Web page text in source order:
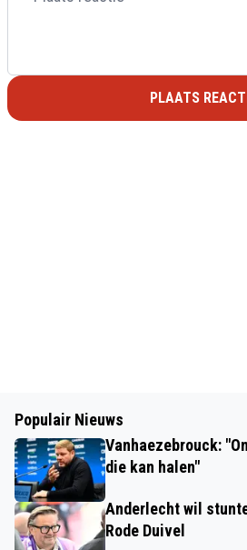
PLAATS
Populair Nieuws
Vanhaezebrouck:
die kan halen"
Anderlecht wil
Rode Duivel